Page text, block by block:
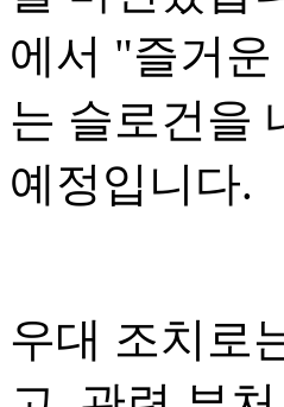
에서 "즐거
는 슬로건을
예정입니다.
우대 조치로